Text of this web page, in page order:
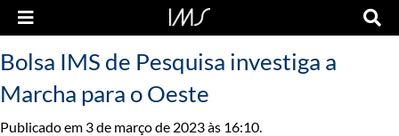
Bolsa IMS de Pesquisa investiga a
Marcha para o Oeste
Publicado em 3 de março de 2023 às 16:10.